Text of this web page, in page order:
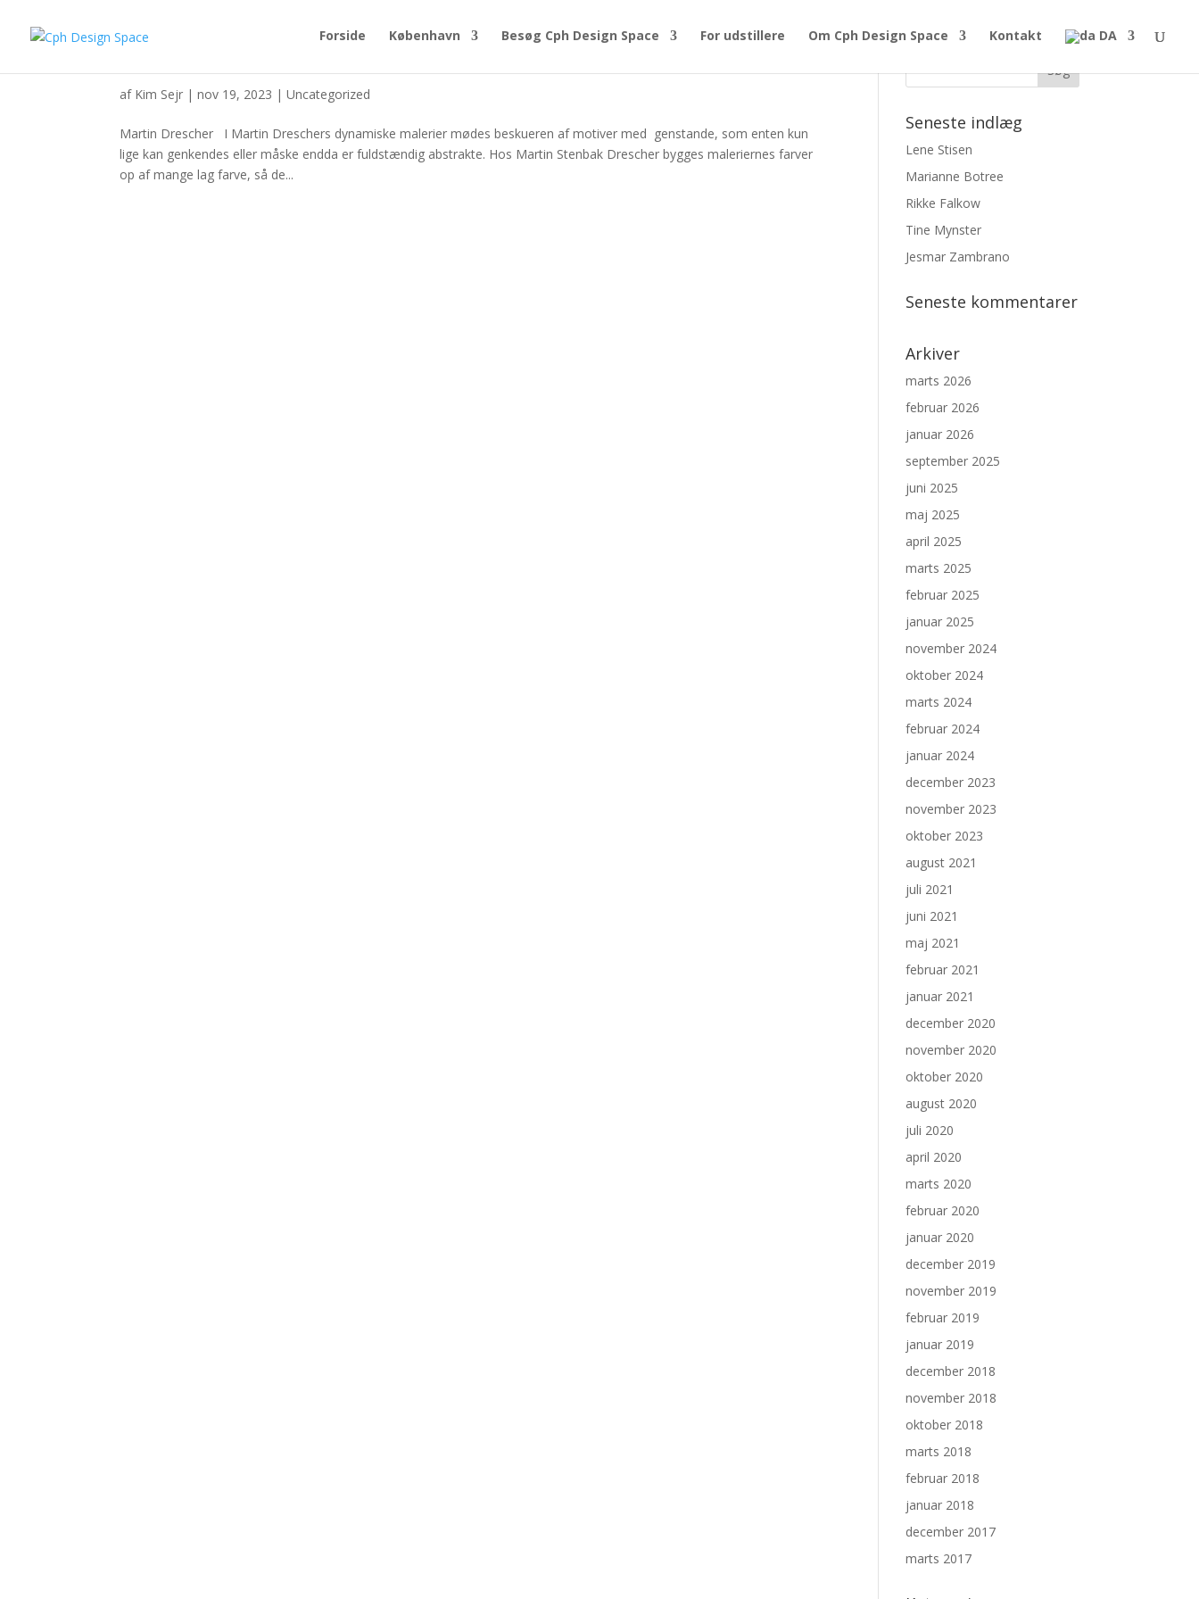
Forside København Besøg Cph Design Space For udstillere Om Cph Design Space Kontakt DA
af Kim Sejr |nov 19, 2023 |Uncategorized
Martin Drescher I Martin Dreschers dynamiske malerier mødes beskueren af motiver med genstande, som enten kun
lige kan genkendes eller måske endda er fuldstændig abstrakte. Hos Martin Stenbak Drescher bygges maleriernes farver
op af mange lag farve, så de...
Seneste indlæg
Lene Stisen
Marianne Botree
Rikke Falkow
Tine Mynster
Jesmar Zambrano
Seneste kommentarer
Arkiver
marts 2026
februar 2026
januar 2026
september 2025
juni 2025
maj 2025
april 2025
marts 2025
februar 2025
januar 2025
november 2024
oktober 2024
marts 2024
februar 2024
januar 2024
december 2023
november 2023
oktober 2023
august 2021
juli 2021
juni 2021
maj 2021
februar 2021
januar 2021
december 2020
november 2020
oktober 2020
august 2020
juli 2020
april 2020
marts 2020
februar 2020
januar 2020
december 2019
november 2019
februar 2019
januar 2019
december 2018
november 2018
oktober 2018
marts 2018
februar 2018
januar 2018
december 2017
marts 2017